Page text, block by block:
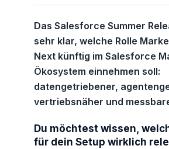
Das Salesforce Summer
sehr klar, welche Rolle
Next künftig im Salesforce
Ökosystem einnehmen soll:
datengetriebener,
vertriebsnäher und
Du möchtest wissen,
für dein Setup wirklich